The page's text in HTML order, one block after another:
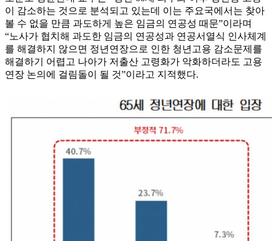
이 감소하는 것으로 분석되고 있는데 이는 주요국에서는 찾아
볼 수 없을 만큼 과도하게 높은 임금의 연공성 때문”이라며
“노사가 협치해 과도한 임금의 연공성과 연공서열식 인사체계
를 해결하지 않으면 정년연장으로 인한 청년고용 감소문제를
해결하기 어렵고 나아가 저출산 고령화가 악화하더라도 고용
연장 논의에 걸림돌이 될 것”이라고 지적했다.